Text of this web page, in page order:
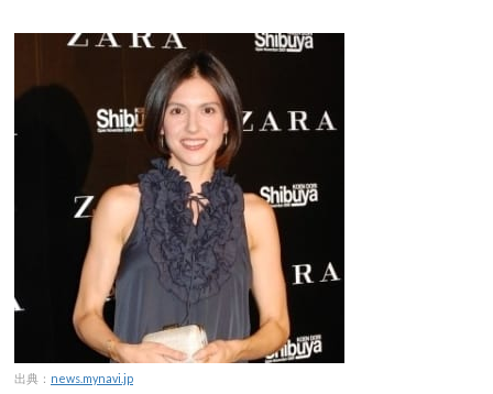
出典： news.mynavi.jp